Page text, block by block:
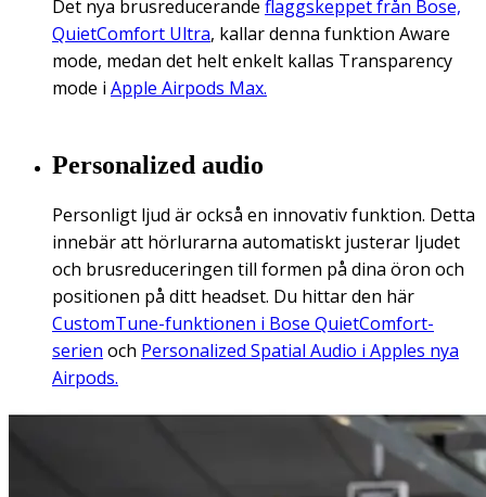
Det nya brusreducerande flaggskeppet från Bose,
QuietComfort Ultra, kallar denna funktion Aware
mode, medan det helt enkelt kallas Transparency
mode i Apple Airpods Max.
Personalized audio
Personligt ljud är också en innovativ funktion. Detta
innebär att hörlurarna automatiskt justerar ljudet
och brusreduceringen till formen på dina öron och
positionen på ditt headset. Du hittar den här
CustomTune-funktionen i Bose QuietComfort-
serien och Personalized Spatial Audio i Apples nya
Airpods.